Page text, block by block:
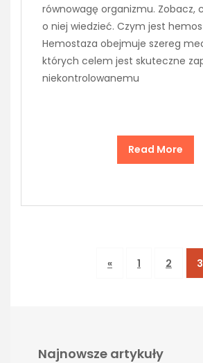
równowagę organizmu. Zobacz,
o niej wiedzieć. Czym jest
Hemostaza obejmuje szereg
których celem jest skuteczne
niekontrolowanemu
Read More
« 1 2 3
Najnowsze artykuły